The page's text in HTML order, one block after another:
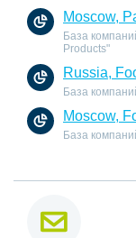
Moscow,
База
Products"
Russia,
База
Moscow,
База